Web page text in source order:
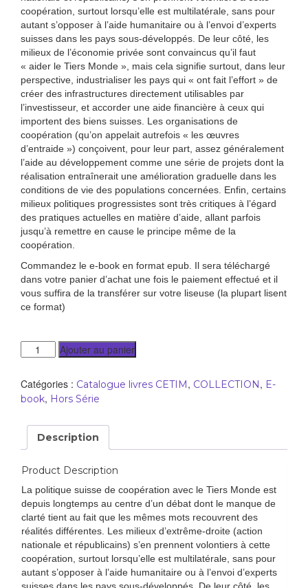
coopération, surtout lorsqu’elle est multilatérale, sans pour
autant s’opposer à l’aide humanitaire ou à l’envoi d’experts
suisses dans les pays sous-développés. De leur côté, les
milieux de l’économie privée sont convaincus qu’il faut
« aider le Tiers Monde », mais cela signifie surtout, dans leur
perspective, industrialiser les pays qui « ont fait l’effort » de
créer des infrastructures directement utilisables par
l’investisseur, et accorder une aide financière à ceux qui
importent des biens suisses. Les organisations de
coopération (qu’on appelait autrefois « les œuvres
d’entraide ») conçoivent, pour leur part, assez généralement
l’aide au développement comme une série de projets dont la
réalisation entraînerait une amélioration graduelle dans les
conditions de vie des populations concernées. Enfin, certains
milieux politiques progressistes sont très critiques à l’égard
des pratiques actuelles en matière d’aide, allant parfois
jusqu’à remettre en cause le principe même de la
coopération.
Commandez le e-book en format epub. Il sera téléchargé
dans votre panier d’achat une fois le paiement effectué et il
vous suffira de la transférer sur votre liseuse (la plupart lisent
ce format)
Ajouter au panier
Catégories : Catalogue livres CETIM, COLLECTION, E-
book, Hors Série
Description
Product Description
La politique suisse de coopération avec le Tiers Monde est
depuis longtemps au centre d’un débat dont le manque de
clarté tient au fait que les mêmes mots recouvrent des
réalités différentes. Les milieux d’extrême-droite (action
nationale et républicains) s’en prennent volontiers à cette
coopération, surtout lorsqu’elle est multilatérale, sans pour
autant s’opposer à l’aide humanitaire ou à l’envoi d’experts